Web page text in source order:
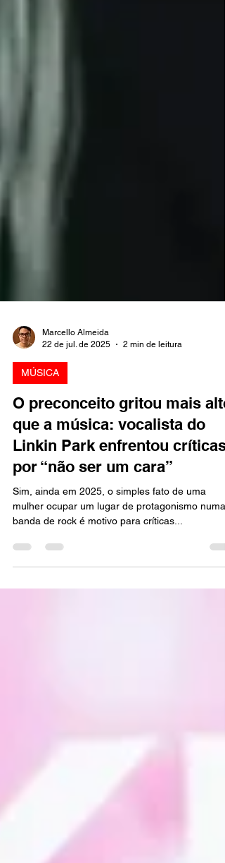
22 de jul. de 2025
2 min de leitura
MÚSICA
O preconceito gritou mais alto
que a música: vocalista do
Linkin Park enfrentou críticas
por “não ser um cara”
Sim, ainda em 2025, o simples fato de uma